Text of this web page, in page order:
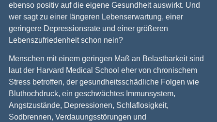
ebenso positiv auf die eigene Gesundheit auswirkt. Und
wer sagt zu einer längeren Lebenserwartung, einer
geringere Depressionsrate und einer größeren
Lebenszufriedenheit schon nein?
Menschen mit einem geringen Maß an Belastbarkeit sind
laut der Harvard Medical School eher von chronischem
Stress betroffen, der gesundheitsschädliche Folgen wie
Bluthochdruck, ein geschwächtes Immunsystem,
Angstzustände, Depressionen, Schlaflosigkeit,
Sodbrennen, Verdauungsstörungen und